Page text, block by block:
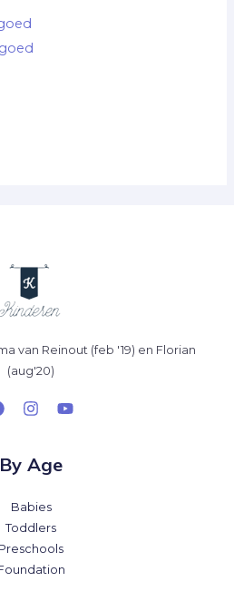
van Reinout (feb '19) en Florian
(aug'20)
By Age
Babies
Toddlers
Preschools